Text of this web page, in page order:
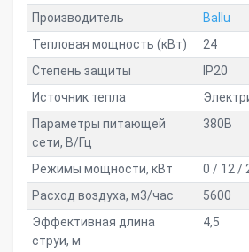
Производитель
Ballu
Тепловая мощность (кВт)
24
Степень защиты
IP20
Источник тепла
Параметры питающей
сети, В/Гц
380В
Режимы мощности, кВт
0 / 12 /
Расход воздуха, м3/час
5600
Эффективная длина
струи, м
4,5